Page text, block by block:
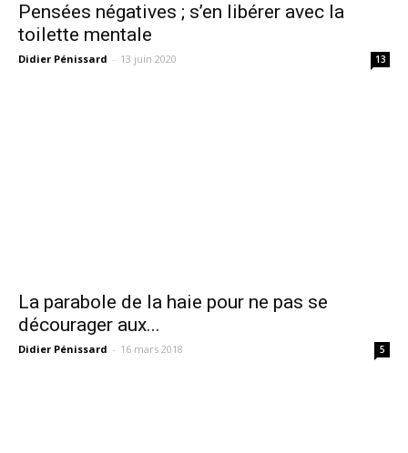
Pensées négatives ; s’en libérer avec la
toilette mentale
Didier Pénissard - 13 juin 2020 13
La parabole de la haie pour ne pas se
décourager aux...
Didier Pénissard - 16 mars 2018 5